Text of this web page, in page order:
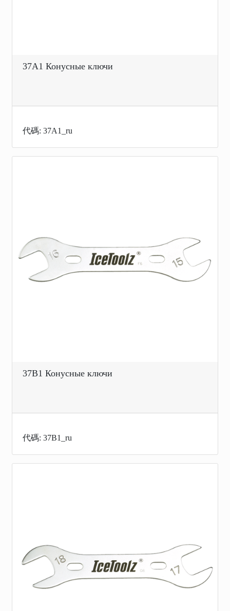
37A1 Конусные ключи
代碼: 37A1_ru
37B1 Конусные ключи
代碼: 37B1_ru